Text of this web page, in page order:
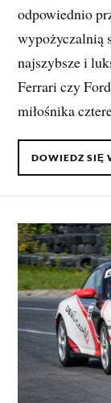
odpowiednio
wypożyczalnią
najszybsze i
Ferrari czy
miłośnika
DOWIEDZ SIĘ